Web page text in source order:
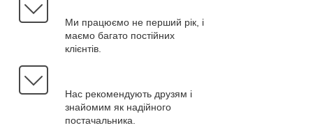
Ми працюємо не перший рік, і
маємо багато постійних
клієнтів.
Нас рекомендують друзям і
знайомим як надійного
постачальника.